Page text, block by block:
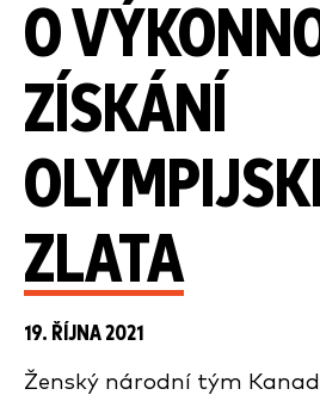
O
ZÍSKÁNÍ
ZLATA
19. ŘÍJNA 2021
Ženský národní tým